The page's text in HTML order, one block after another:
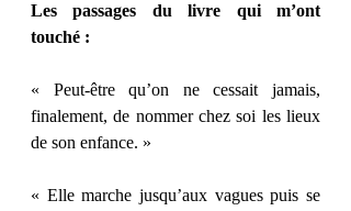
Les passages du livre qui m’ont
touché :
« Peut-être qu’on ne cessait jamais,
finalement, de nommer chez soi les lieux
de son enfance. »
« Elle marche jusqu’aux vagues puis se